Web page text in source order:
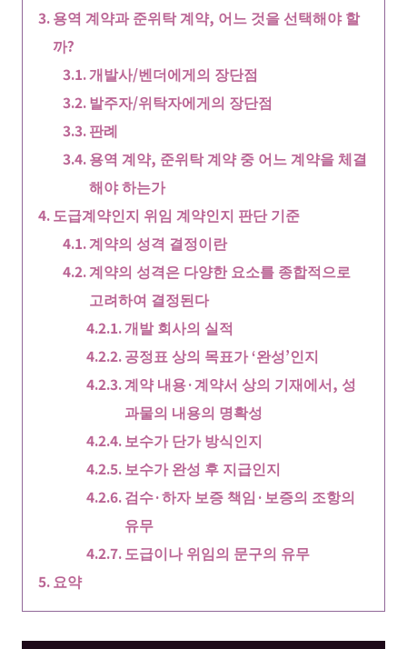
용역 계약과 준위탁 계약, 어느 것을 선택해야 할
까?
개발사/벤더에게의 장단점
발주자/위탁자에게의 장단점
판례
용역 계약, 준위탁 계약 중 어느 계약을 체결
해야 하는가
도급계약인지 위임 계약인지 판단 기준
계약의 성격 결정이란
계약의 성격은 다양한 요소를 종합적으로
고려하여 결정된다
개발 회사의 실적
공정표 상의 목표가 ‘완성’인지
계약 내용·계약서 상의 기재에서, 성
과물의 내용의 명확성
보수가 단가 방식인지
보수가 완성 후 지급인지
검수·하자 보증 책임·보증의 조항의
유무
도급이나 위임의 문구의 유무
요약